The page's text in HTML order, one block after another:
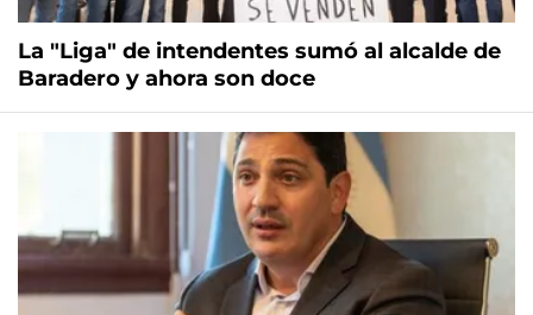
La "Liga" de intendentes sumó al alcalde de
Baradero y ahora son doce